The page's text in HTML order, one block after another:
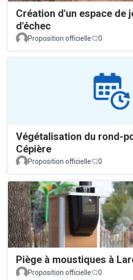
Création d'un espace de
d'échec
Proposition officielle 0
Végétalisation du rond-
Cépière
Proposition officielle 0
Piège à moustiques à
Proposition officielle
0